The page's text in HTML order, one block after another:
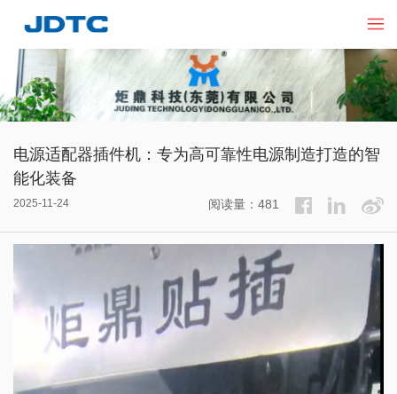
电源适配器插件机：专为高可靠性电源制造打造的智
能化装备
2025-11-24 阅读量：481